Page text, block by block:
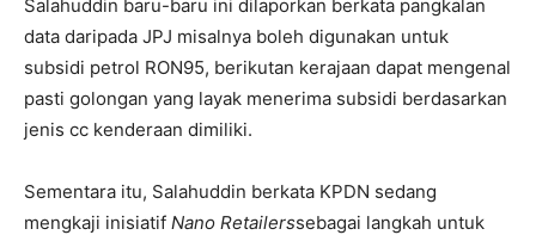
Salahuddin baru-baru ini dilaporkan berkata pangkalan
data daripada JPJ misalnya boleh digunakan untuk
subsidi petrol RON95, berikutan kerajaan dapat mengenal
pasti golongan yang layak menerima subsidi berdasarkan
jenis cc kenderaan dimiliki.
Sementara itu, Salahuddin berkata KPDN sedang
mengkaji inisiatif Nano Retailerssebagai langkah untuk